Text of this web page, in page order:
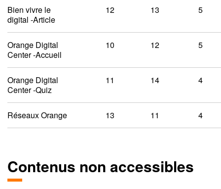
Bien vivre le
digital -Article
12 13 5
Orange Digital
Center -Accueil
10 12 5
Orange Digital
Center -Quiz
11 14 4
Réseaux Orange 13 11 4
Contenus non accessibles